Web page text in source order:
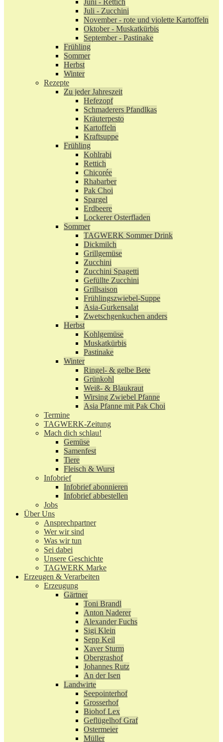
Juni - Rettich
Juli - Zucchini
November - rote und violette Kartoffeln
Oktober - Muskatkürbis
September - Pastinake
Frühling
Sommer
Herbst
Winter
Rezepte
Zu jeder Jahreszeit
Hefezopf
Schmaderers Pfandlkas
Kräuterpesto
Kartoffeln
Kraftsuppe
Frühling
Kohlrabi
Rettich
Chicorée
Rhabarber
Pak Choi
Spargel
Erdbeere
Lockerer Osterfladen
Sommer
TAGWERK Sommer Drink
Dickmilch
Grillgemüse
Zucchini
Zucchini Spagetti
Gefüllte Zucchini
Grillsaison
Frühlingszwiebel-Suppe
Asia-Gurkensalat
Zwetschgenkuchen anders
Herbst
Kohlgemüse
Muskatkürbis
Pastinake
Winter
Ringel- & gelbe Bete
Grünkohl
Weiß- & Blaukraut
Wirsing Zwiebel Pfanne
Asia Pfanne mit Pak Choi
Termine
TAGWERK-Zeitung
Mach dich schlau!
Gemüse
Samenfest
Tiere
Fleisch & Wurst
Infobrief
Infobrief abonnieren
Infobrief abbestellen
Jobs
Über Uns
Ansprechpartner
Wer wir sind
Was wir tun
Sei dabei
Unsere Geschichte
TAGWERK Marke
Erzeugen & Verarbeiten
Erzeugung
Gärtner
Toni Brandl
Anton Naderer
Alexander Fuchs
Sigi Klein
Sepp Keil
Xaver Sturm
Obergrashof
Johannes Rutz
An der Isen
Landwirte
Seepointerhof
Grosserhof
Biohof Lex
Geflügelhof Graf
Ostermeier
Müller